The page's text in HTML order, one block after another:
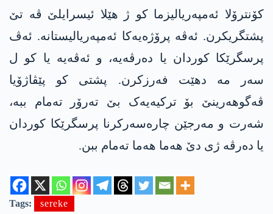
کۆنترۆلا ئەمپەریالیزما کو ژ ھێلا ئیسرایلێ ڤە تێ
پشتگریکرن. ئەڤە پرۆژەیەکا ئەمپەریالیستانە. ئەڤ
پرسگرێکا کوردان یا دەرڤەیە، و ئەڤەیە یا کو ل
سەر مە دهێت فەرزکرن. پشتی کو پێڤاژۆیا
ڤەگوھەرینێ بۆ ترکیەیەک بێ تەرۆر تەمام ببە،
شەرت و مەرجێن چارەسەرکرنا پرسگرێکا کوردان
یا دەرڤە ژی دێ ھەما ھەما تەمام ببن.
Tags: sereke